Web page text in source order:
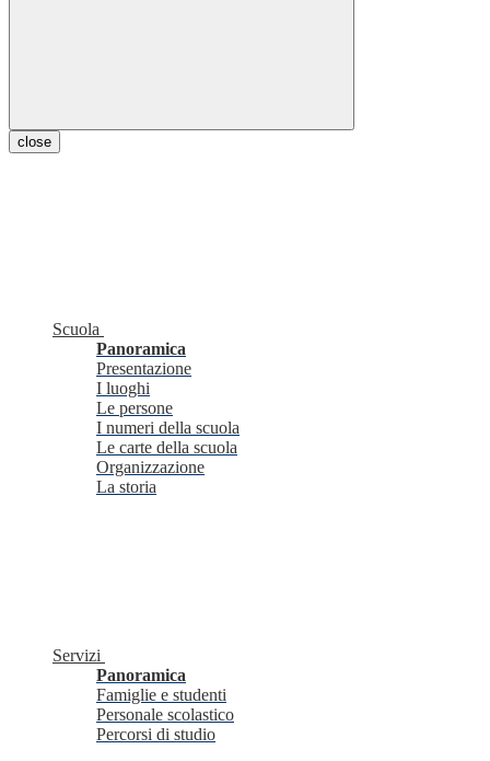
close
Scuola
Panoramica
Presentazione
I luoghi
Le persone
I numeri della scuola
Le carte della scuola
Organizzazione
La storia
Servizi
Panoramica
Famiglie e studenti
Personale scolastico
Percorsi di studio